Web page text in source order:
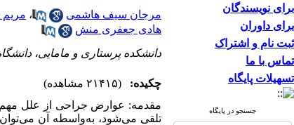
برای نویسندگان
برای داوران
ثبت نام و اشتراک
تماس با ما
تسهیلات پایگاه
جستجو در پایگاه
مرجان سیف هاشمی
،
هادی جعفری منش
دانشکده پرستاری و مامایی،
چکیده:
(۲۱۴۱۵ مشاهده)
مقدمه: عوارض جراحی از علل مهم
تلقی می‌شود، به‌واسطه آن